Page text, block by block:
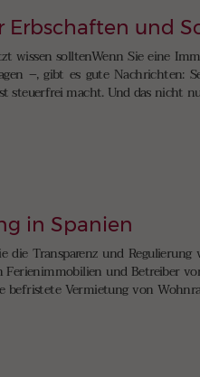
Erbschaften und
wissen solltenWenn Sie eine
–, gibt es gute Nachrichten:
steuerfrei macht. Und das nicht
in Spanien
die Transparenz und
und Betreiber
befristete Vermietung von